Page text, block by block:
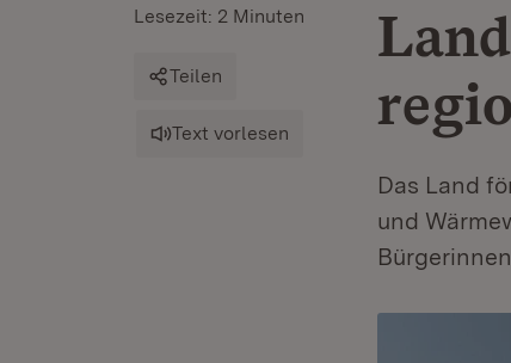
Das Land
und
Lesezeit: 2 Minuten
Teilen
Text vorlesen